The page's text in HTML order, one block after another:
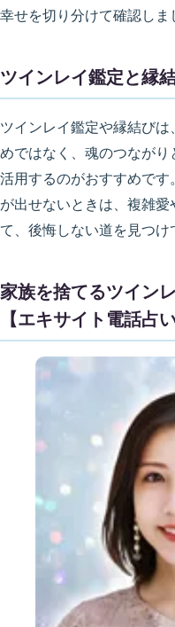
幸せを切り分けて確認しま
ツインレイ鑑定と縁
ツインレイ鑑定や縁結び
めではなく、魂のつなが
活用するのがおすすめです
が出せないときは、複雑
て、後悔しない道を見つけ
家族を捨てるツイン
【エキサイト電話占い